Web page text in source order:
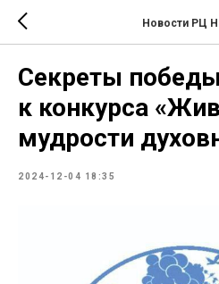
Новости РЦ
Секреты
к конкурса
мудрости
2024-12-04 18:35